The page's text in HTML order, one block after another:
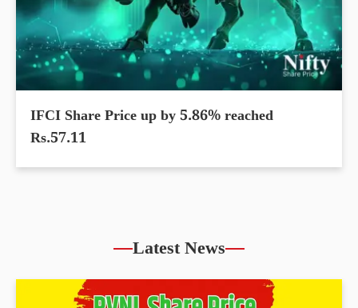
IFCI Share Price up by 5.86% reached
Rs.57.11
Latest News